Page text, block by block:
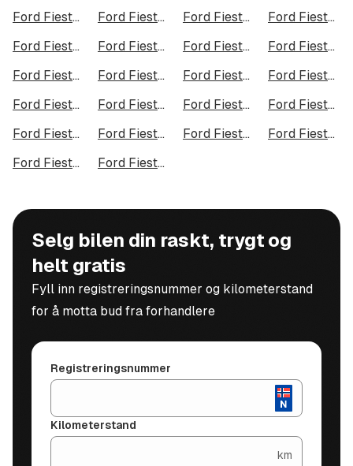
Ford Fiesta i Tromsø Ford Fiesta i Ålesund Ford Fiesta i Moss
Ford Fiesta i Porsgrunn
Ford Fiesta i Bodø
Ford Fiesta i Arendal Ford Fiesta i Hamar
Ford Fiesta i Larvik
Ford Fiesta i Halden
Ford Fiesta i Lillehammer Ford Fiesta i Molde
Ford Fiesta i Kongsberg
Ford Fiesta i Harstad
Ford Fiesta i Gjøvik Ford Fiesta i Sarpsborg
Ford Fiesta i Sandefjord
Ford Fiesta i Kristiansund
Ford Fiesta i Tromsdalen Ford Fiesta i Narvik
Ford Fiesta i Steinkjer
Ford Fiesta i Haugesund
Ford Fiesta i Alta
Selg bilen din raskt, trygt og
helt gratis
Fyll inn registreringsnummer og kilometerstand
for å motta bud fra forhandlere
Registreringsnummer
Kilometerstand
km